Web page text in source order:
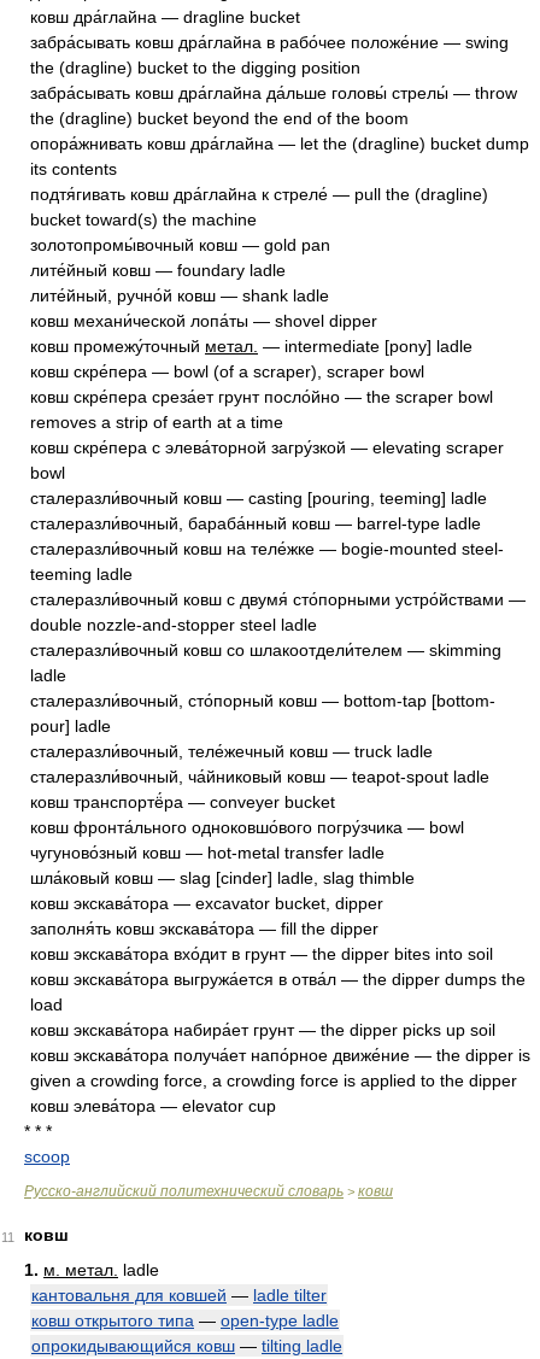
ковш дра́глайна — dragline bucket
забра́сывать ковш дра́глайна в рабо́чее положе́ние — swing
the (dragline) bucket to the digging position
забра́сывать ковш дра́глайна да́льше головы́ стрелы́ — throw
the (dragline) bucket beyond the end of the boom
опора́жнивать ковш дра́глайна — let the (dragline) bucket dump
its contents
подтя́гивать ковш дра́глайна к стреле́ — pull the (dragline)
bucket toward(s) the machine
золотопромы́вочный ковш — gold pan
лите́йный ковш — foundary ladle
лите́йный, ручно́й ковш — shank ladle
ковш механи́ческой лопа́ты — shovel dipper
ковш промежу́точный метал. — intermediate [pony] ladle
ковш скре́пера — bowl (of a scraper), scraper bowl
ковш скре́пера среза́ет грунт посло́йно — the scraper bowl
removes a strip of earth at a time
ковш скре́пера с элева́торной загру́зкой — elevating scraper
bowl
сталеразли́вочный ковш — casting [pouring, teeming] ladle
сталеразли́вочный, бараба́нный ковш — barrel-type ladle
сталеразли́вочный ковш на теле́жке — bogie-mounted steel-
teeming ladle
сталеразли́вочный ковш с двумя́ сто́порными устро́йствами —
double nozzle-and-stopper steel ladle
сталеразли́вочный ковш со шлакоотдели́телем — skimming
ladle
сталеразли́вочный, сто́порный ковш — bottom-tap [bottom-
pour] ladle
сталеразли́вочный, теле́жечный ковш — truck ladle
сталеразли́вочный, ча́йниковый ковш — teapot-spout ladle
ковш транспортё́ра — conveyer bucket
ковш фронта́льного одноковшо́вого погру́зчика — bowl
чугуново́зный ковш — hot-metal transfer ladle
шла́ковый ковш — slag [cinder] ladle, slag thimble
ковш экскава́тора — excavator bucket, dipper
заполня́ть ковш экскава́тора — fill the dipper
ковш экскава́тора вхо́дит в грунт — the dipper bites into soil
ковш экскава́тора выгружа́ется в отва́л — the dipper dumps the
load
ковш экскава́тора набира́ет грунт — the dipper picks up soil
ковш экскава́тора получа́ет напо́рное движе́ние — the dipper is
given a crowding force, a crowding force is applied to the dipper
ковш элева́тора — elevator cup
* * *
scoop
Русско-английский политехнический словарь > ковш
11
ковш
1. м. метал. ladle
кантовальня для ковшей — ladle tilter
ковш открытого типа — open-type ladle
опрокидывающийся ковш — tilting ladle